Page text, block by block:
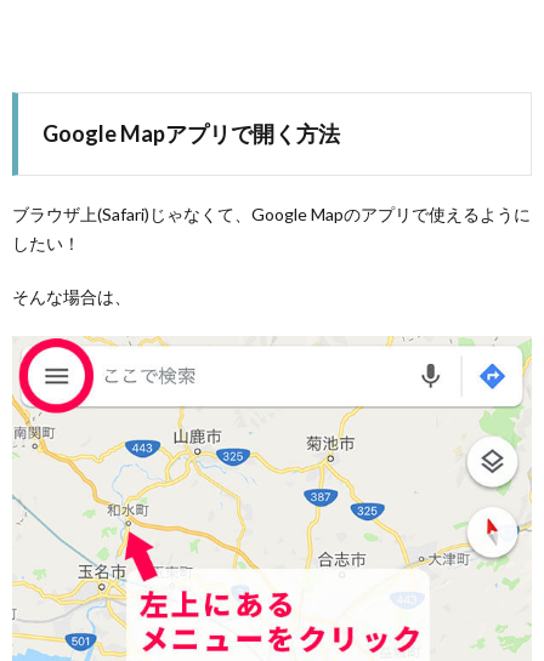
Google Mapアプリで開く方法
ブラウザ上(Safari)じゃなくて、Google Mapのアプリで使えるように
したい！
そんな場合は、